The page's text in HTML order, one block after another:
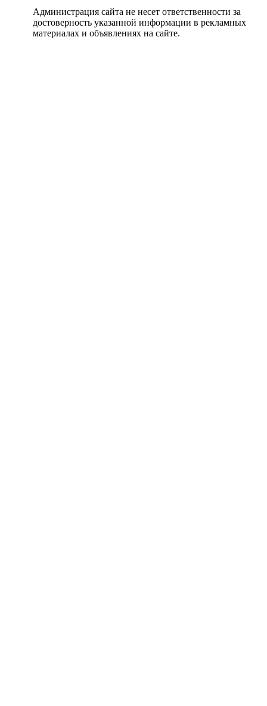
Администрация сайта не несет ответственности за
достоверность указанной информации в рекламных
материалах и объявлениях на сайте.